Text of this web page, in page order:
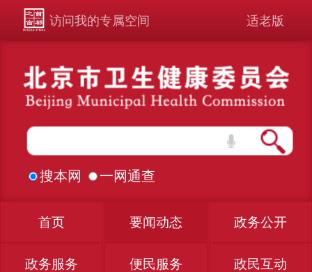
访问我的专属空间 适老版
搜本网 一网通查
首页 要闻动态 政务公开
政务服务 便民服务 政民互动